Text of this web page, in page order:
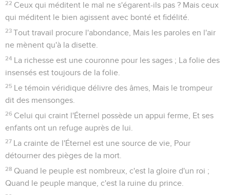
22 Ceux qui méditent le mal ne s'égarent-ils pas ? Mais ceux
qui méditent le bien agissent avec bonté et fidélité.
23 Tout travail procure l'abondance, Mais les paroles en l'air
ne mènent qu'à la disette.
24 La richesse est une couronne pour les sages ; La folie des
insensés est toujours de la folie.
25 Le témoin véridique délivre des âmes, Mais le trompeur
dit des mensonges.
26 Celui qui craint l'Éternel possède un appui ferme, Et ses
enfants ont un refuge auprès de lui.
27 La crainte de l'Éternel est une source de vie, Pour
détourner des pièges de la mort.
28 Quand le peuple est nombreux, c'est la gloire d'un roi ;
Quand le peuple manque, c'est la ruine du prince.